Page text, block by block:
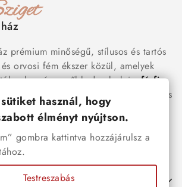
prémium minőségű, stílusos és tartós
orvosi fém ékszer közül, amelyek
a legnépszerűbb darabok is:férfi
, karikagyűrűk
és
egyaránt. Webáruházunkban a
követő, mégis időtálló ékszerek közül
szó ajándékról, mindennapi
alkalmakról.
használ, hogy
élményt nyújtson.
gombra kattintva hozzájárulsz a
Testreszabás